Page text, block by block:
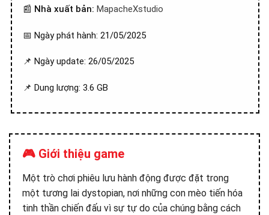
📰 Nhà xuất bản: MapacheXstudio
📅 Ngày phát hành: 21/05/2025
📌 Ngày update: 26/05/2025
📌 Dung lượng: 3.6 GB
🎮 Giới thiệu game
Một trò chơi phiêu lưu hành động được đặt trong
một tương lai dystopian, nơi những con mèo tiến hóa
tinh thần chiến đấu vì sự tự do của chúng bằng cách